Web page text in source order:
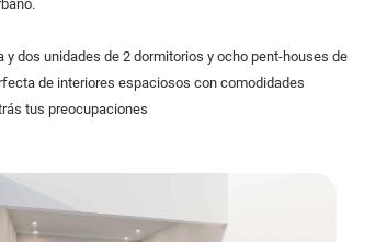
dos unidades de 2 dormitorios y ocho pent-houses de
de interiores espaciosos con comodidades
tus preocupaciones